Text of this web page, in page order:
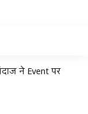
ने Event पर